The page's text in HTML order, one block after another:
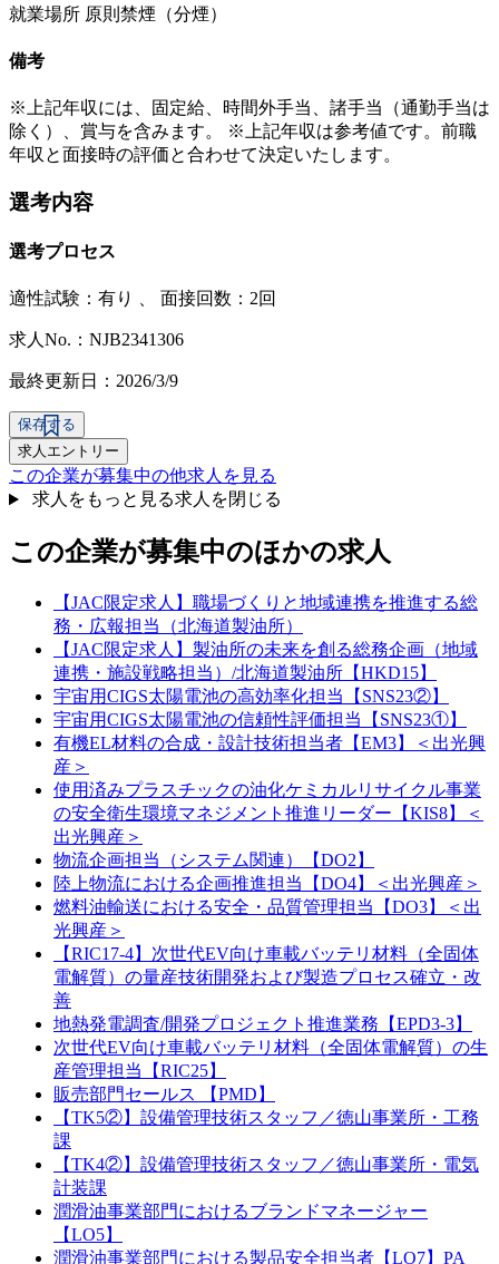
就業場所 原則禁煙（分煙）
備考
※上記年収には、固定給、時間外手当、諸手当（通勤手当は
除く）、賞与を含みます。 ※上記年収は参考値です。前職
年収と面接時の評価と合わせて決定いたします。
選考内容
選考プロセス
適性試験： 有り 面接回数：2回
求人No.：NJB2341306
最終更新日：2026/3/9
保存する
求人エントリー
この企業が募集中の他求人を見る
求人をもっと見る求人を閉じる
この企業が募集中のほかの求人
【JAC限定求人】職場づくりと地域連携を推進する総
務・広報担当（北海道製油所）
【JAC限定求人】製油所の未来を創る総務企画（地域
連携・施設戦略担当）/北海道製油所【HKD15】
宇宙用CIGS太陽電池の高効率化担当【SNS23②】
宇宙用CIGS太陽電池の信頼性評価担当【SNS23①】
有機EL材料の合成・設計技術担当者【EM3】＜出光興
産＞
使用済みプラスチックの油化ケミカルリサイクル事業
の安全衛生環境マネジメント推進リーダー【KIS8】＜
出光興産＞
物流企画担当（システム関連）【DO2】
陸上物流における企画推進担当【DO4】＜出光興産＞
燃料油輸送における安全・品質管理担当【DO3】＜出
光興産＞
【RIC17-4】次世代EV向け車載バッテリ材料（全固体
電解質）の量産技術開発および製造プロセス確立・改
善
地熱発電調査/開発プロジェクト推進業務【EPD3-3】
次世代EV向け車載バッテリ材料（全固体電解質）の生
産管理担当【RIC25】
販売部門セールス 【PMD】
【TK5②】設備管理技術スタッフ／徳山事業所・工務
課
【TK4②】設備管理技術スタッフ／徳山事業所・電気
計装課
潤滑油事業部門におけるブランドマネージャー
【LO5】
潤滑油事業部門における製品安全担当者【LO7】PA